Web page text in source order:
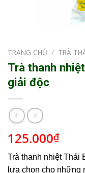
TRANG CHỦ / TRÀ
Trà thanh
giải độc
125.000₫
Trà thanh nhiệt Thái
lựa chọn cho những